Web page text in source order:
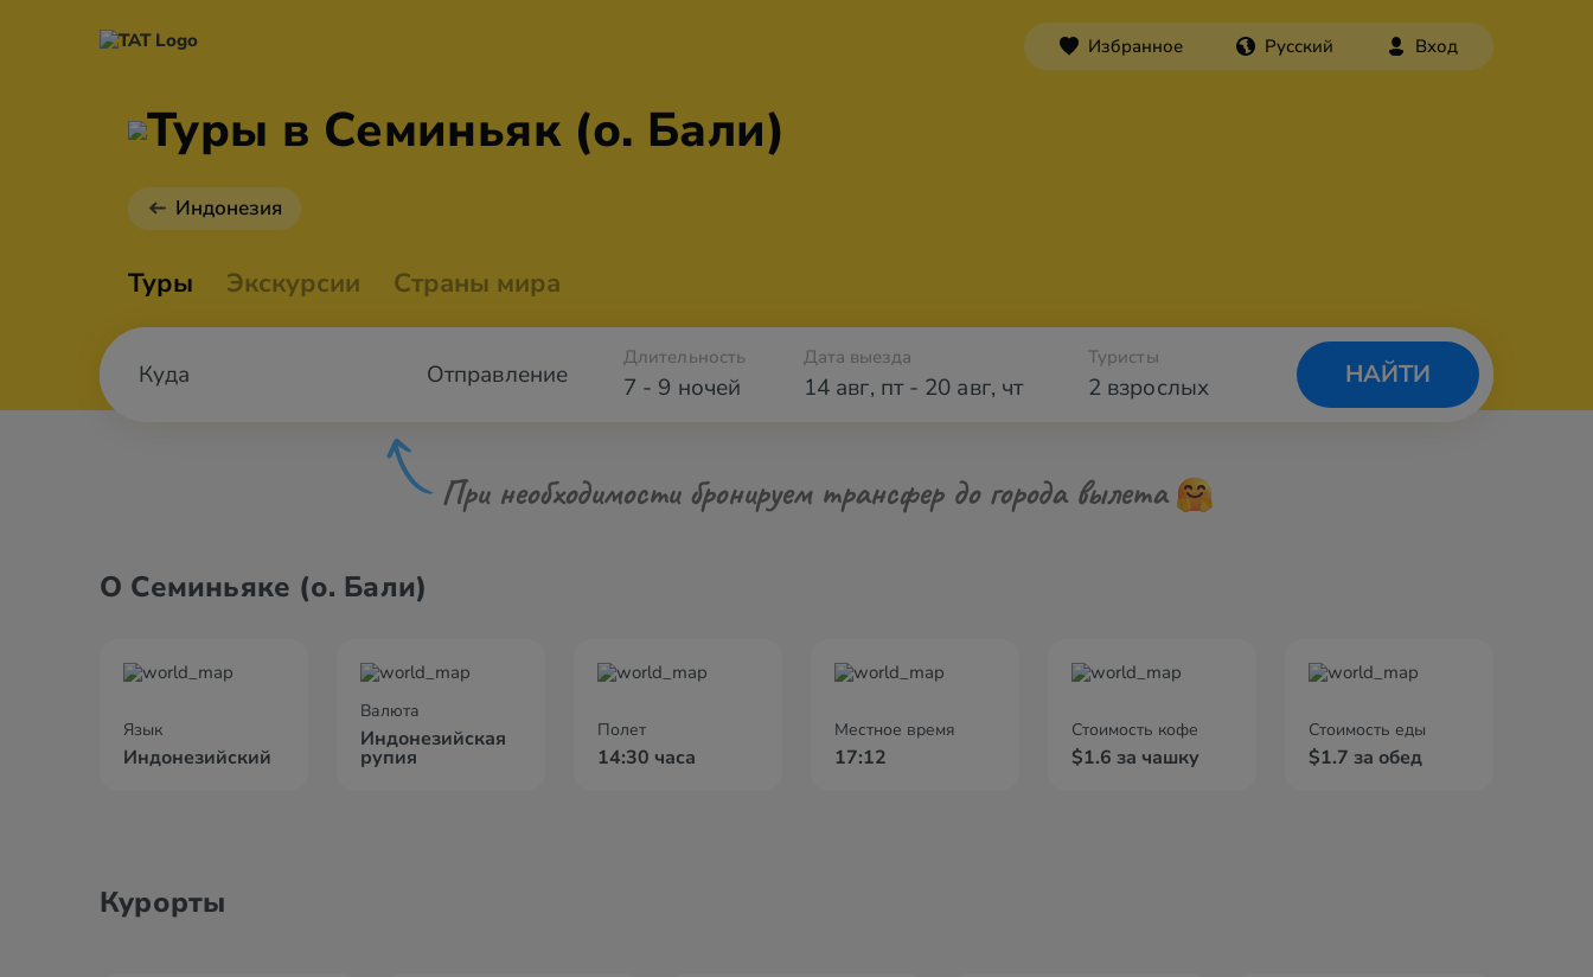
Избранное Русский Вход
Туры в Семиньяк (о. Бали)
Индонезия
Туры Экскурсии Страны мира
Отправление 7 - 9 ночей
Длительность Дата выезда
14 авг, пт- 20 авг, чт 2 взрослых
Туристы
НАЙТИ
При необходимости бронируем трансфер до города вылета
О Семиньяке (о. Бали)
Язык
Индонезийский
Валюта
Индонезийская
рупия
Полет
14:30 часа
Местное время
17:12
Стоимость кофе
$1.6 за чашку
Стоимость еды
$1.7 за обед
Курорты